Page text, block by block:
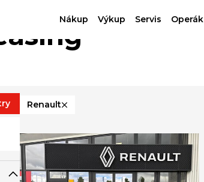
Nákup Výkup Servis Operák
Renault